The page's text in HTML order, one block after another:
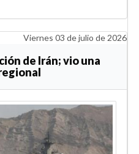
Viernes 03 de julio de 2026
de Irán; vio una